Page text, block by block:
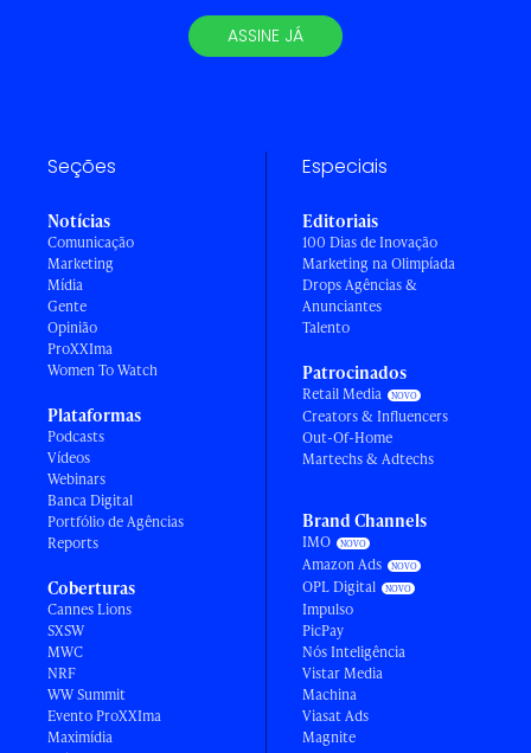
ASSINE JÁ
Seções
Notícias
Comunicação
Marketing
Mídia
Gente
Opinião
ProXXIma
Women To Watch
Plataformas
Podcasts
Vídeos
Webinars
Banca Digital
Portfólio de Agências
Reports
Coberturas
Cannes Lions
SXSW
MWC
NRF
WW Summit
Evento ProXXIma
Maximídia
Especiais
Editoriais
100 Dias de Inovação
Marketing na Olimpíada
Drops Agências &
Anunciantes
Talento
Patrocinados
Retail Media
Creators & Influencers
Out-Of-Home
Martechs & Adtechs
Brand Channels
IMO
Amazon Ads
OPL Digital
Impulso
PicPay
Nós Inteligência
Vistar Media
Machina
Viasat Ads
Magnite